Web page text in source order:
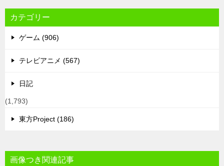
カテゴリー
ゲーム (906)
テレビアニメ (567)
日記
(1,793)
東方Project (186)
画像つき関連記事